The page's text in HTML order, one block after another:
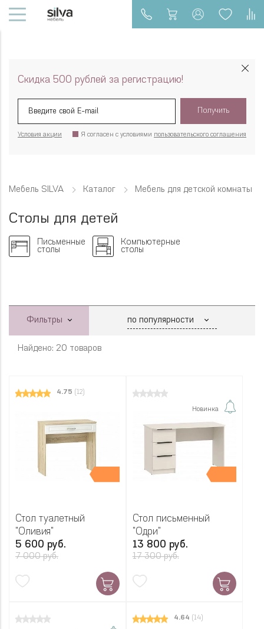
Скидка 500 рублей за регистрацию!
Получить
Я согласен с условиями пользовательского соглашения
Условия акции
Мебель SILVA Каталог Мебель для детской комнаты
Столы для детей
Письменные
столы
Компьютерные
столы
Фильтры
Найдено: 20 товаров
4.75 (12)
Стол туалетный
"Оливия"
5 600 руб.
7 000 руб.
Новинка
Стол письменный
"Одри"
13 800 руб.
17 300 руб.
4.64 (14)